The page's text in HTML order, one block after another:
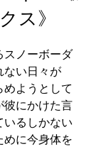
ス》
スノーボーダ
ない日々が
ようとして
彼にかけた言
いるしかない
めに今身体を